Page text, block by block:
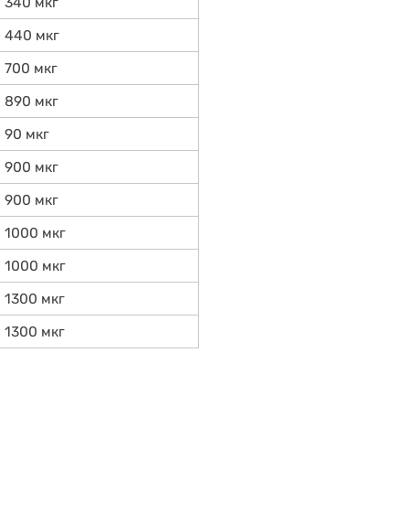
440 мкг
700 мкг
890 мкг
90 мкг
900 мкг
900 мкг
1000 мкг
1000 мкг
1300 мкг
1300 мкг